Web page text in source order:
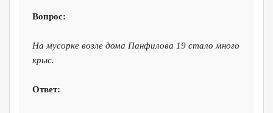
Вопрос:
На мусорке возле дома Панфилова 19 стало много
крыс.
Ответ: